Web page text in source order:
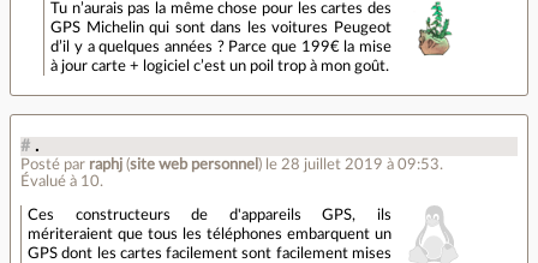
Tu n’aurais pas la même chose pour les cartes des
GPS Michelin qui sont dans les voitures Peugeot
d’il y a quelques années ? Parce que 199€ la mise
à jour carte + logiciel c’est un poil trop à mon goût.
# .
Posté par raphj (site web personnel ) le 28 juillet 2019 à 09:53.
Évalué à 10.
Ces constructeurs de d'appareils GPS, ils
mériteraient que tous les téléphones embarquent un
GPS dont les cartes facilement sont facilement mises